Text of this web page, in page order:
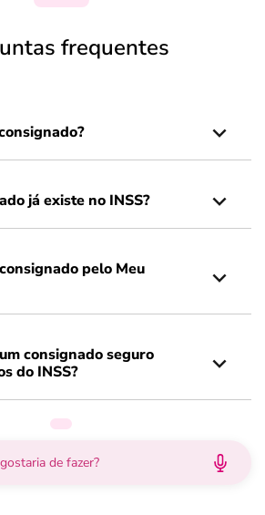
frequentes
já existe no INSS?
pelo Meu
consignado seguro
do INSS?